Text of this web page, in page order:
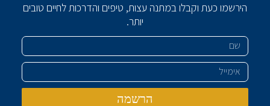
הירשמו כעת וקבלו במתנה עצות, טיפים והדרכות לחיים טובים
יותר.
שם
אימייל
הרשמה